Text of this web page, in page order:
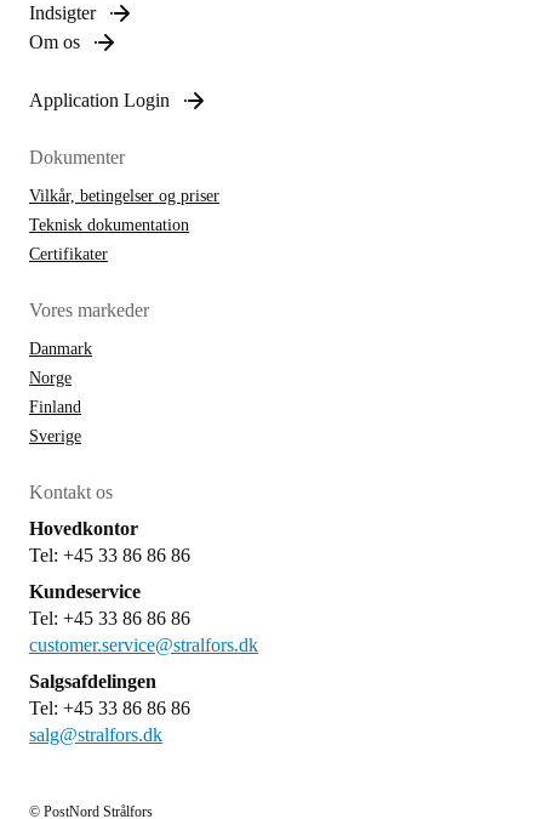
Indsigter
Om os
Application Login
Dokumenter
Vilkår, betingelser og priser
Teknisk dokumentation
Certifikater
Vores markeder
Danmark
Norge
Finland
Sverige
Kontakt os
Hovedkontor
Tel: +45 33 86 86 86
Kundeservice
Tel: +45 33 86 86 86
customer.service@stralfors.dk
Salgsafdelingen
Tel: +45 33 86 86 86
salg@stralfors.dk
© PostNord Strålfors